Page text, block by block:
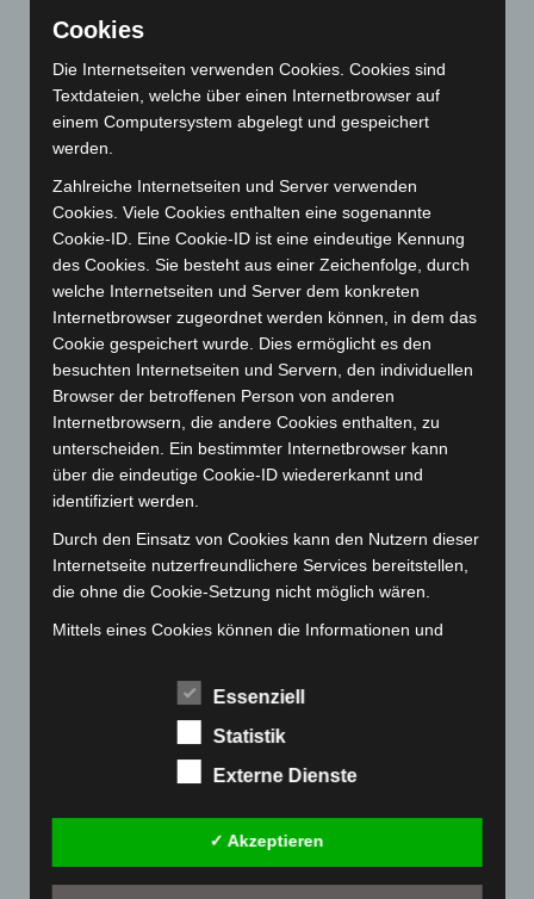
Oktober 2023
August 2023(134)
Juli 2023(118)
Mai 2023(139)
April 2023(155)
März 2023(174)
Februar 2023
Januar 2023(140)
Dezember 2022(130)
November 2022
(167)
Oktober 2022(166)
September 2022(205)
Juli 2022 (133)
Juni 2022(167)
Mai 2022(177)
Cookies
Die Internetseiten verwenden Cookies. Cookies sind
Textdateien, welche über einen Internetbrowser auf
einem Computersystem abgelegt und gespeichert
werden.
Zahlreiche Internetseiten und Server verwenden
Cookies. Viele Cookies enthalten eine sogenannte
Cookie-ID. Eine Cookie-ID ist eine eindeutige Kennung
des Cookies. Sie besteht aus einer Zeichenfolge, durch
welche Internetseiten und Server dem konkreten
Internetbrowser zugeordnet werden können, in dem das
Cookie gespeichert wurde. Dies ermöglicht es den
besuchten Internetseiten und Servern, den individuellen
Browser der betroffenen Person von anderen
Internetbrowsern, die andere Cookies enthalten, zu
unterscheiden. Ein bestimmter Internetbrowser kann
über die eindeutige Cookie-ID wiedererkannt und
identifiziert werden.
Durch den Einsatz von Cookies kann den Nutzern dieser
Internetseite nutzerfreundlichere Services bereitstellen,
die ohne die Cookie-Setzung nicht möglich wären.
Mittels eines Cookies können die Informationen und
Benutzers optimiert werden. Cookies ermöglichen uns,
wie bereits erwähnt, die Benutzer unserer Internetseite
wiederzuerkennen. Zweck dieser Wiedererkennung ist
es, den Nutzern die Verwendung unserer Internetseite
zu erleichtern. Der Benutzer einer Internetseite, die
Besuch der Internetseite erneut seine Zugangsdaten
eingeben, weil dies von der Internetseite und dem auf
Essenziell
Statistik
Externe Dienste
✓ Akzeptieren